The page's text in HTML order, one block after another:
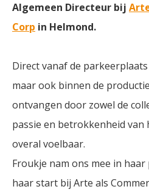
Algemeen Directeur bij
Corp in Helmond.
Direct vanaf de
maar ook binnen de
ontvangen door zowel de
passie en betrokkenheid
overal voelbaar.
Froukje nam ons mee in
haar start bij Arte als